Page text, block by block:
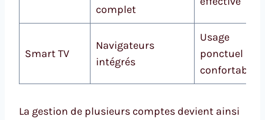
complet
Smart TV
Navigateurs
intégrés
Usage
ponctuel
confortable
La gestion de plusieurs comptes devient ainsi